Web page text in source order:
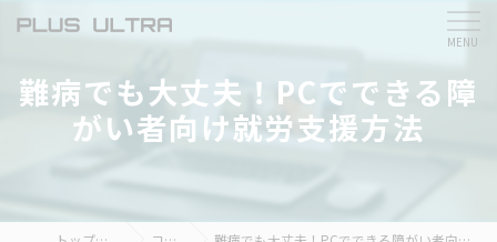
難病でも大丈夫！PCでできる障
がい者向け就労支援方法